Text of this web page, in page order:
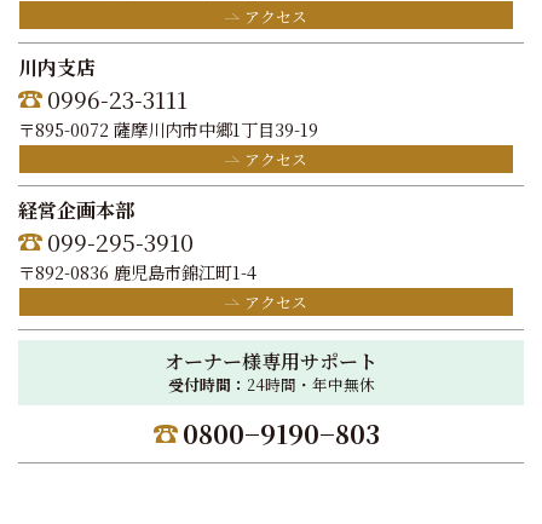
アクセス
川内支店
0996-23-3111
〒895-0072 薩摩川内市中郷1丁目39-19
アクセス
経営企画本部
099-295-3910
〒892-0836 鹿児島市錦江町1-4
アクセス
オーナー様専用サポート
受付時間： 24時間・年中無休
0800−9190−803